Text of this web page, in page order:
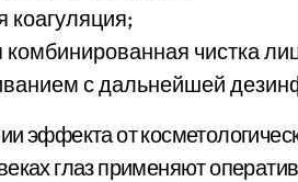
коагуляция;
комбинированная чистка
с дальнейшей
эффекта от
глаз применяют